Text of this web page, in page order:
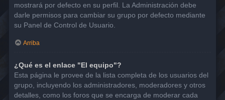
mostrará por defecto en su perfil. La Administración debe
darle permisos para cambiar su grupo por defecto mediante
su Panel de Control de Usuario.
Arriba
¿Qué es el enlace "El equipo"?
Esta página le provee de la lista completa de los usuarios del
grupo, incluyendo los administradores, moderadores y otros
detalles, como los foros que se encarga de moderar cada